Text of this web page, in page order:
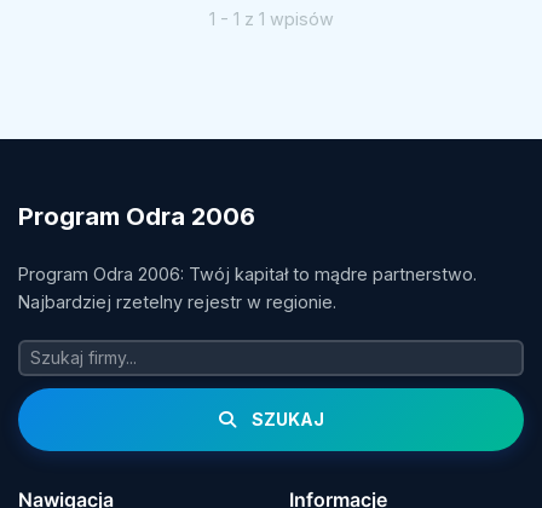
1 - 1 z 1 wpisów
Program Odra 2006
Program Odra 2006: Twój kapitał to mądre partnerstwo.
Najbardziej rzetelny rejestr w regionie.
SZUKAJ
Nawigacja Informacje